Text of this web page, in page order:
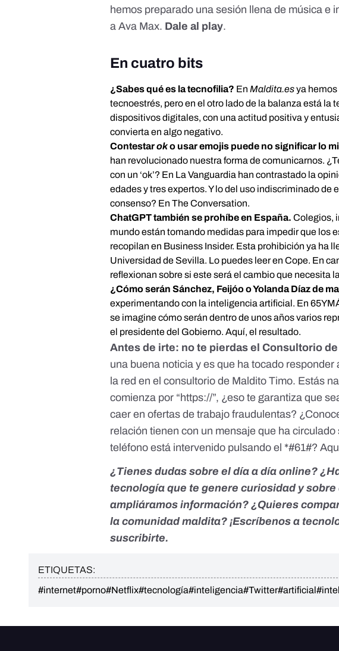
hemos preparado una sesión llena de música e
a Ava Max. Dale al play.
En cuatro bits
¿Sabes qué es la tecnofilia? En Maldita.esya
tecnoestrés, pero en el otro lado de la balanza está la
dispositivos digitales, con una actitud positiva y
convierta en algo negativo.
Contestaroko usar emojis puede no significar lo
han revolucionado nuestra forma de comunicarnos.
con un ‘ok’? En La Vanguardia han contrastado la
edades y tres expertos. Y lo del uso indiscriminado de
consenso? En The Conversation.
ChatGPT también se prohíbe en España. Colegios,
mundo están tomando medidas para impedir que los
recopilan en Business Insider. Esta prohibición ya ha
Universidad de Sevilla. Lo puedes leer en Cope. En
reflexionan sobre si este será el cambio que necesita
¿Cómo serán Sánchez, Feijóo o Yolanda Díaz de
experimentando con la inteligencia artificial. En
se imagine cómo serán dentro de unos años varios
el presidente del Gobierno.Aquí, el resultado.
Antes de irte: no te pierdas el Consultorio
una buena noticia y es que ha tocado
la red en el consultorio de Maldito Timo. Estás
comienza por “https://”, ¿eso te garantiza que
caer en ofertas de trabajo fraudulentas?
relación tienen con un mensaje que ha
teléfono está intervenido pulsando el *#61#?
¿Tienes dudas sobre el día a día online?
tecnología que te genere curiosidad y
ampliáramos información? ¿Quieres
la comunidad maldita? ¡Escríbenos a
suscribirte.
ETIQUETAS:
#internet#porno#Netflix#tecnología#inteligencia#Twitter#artificial